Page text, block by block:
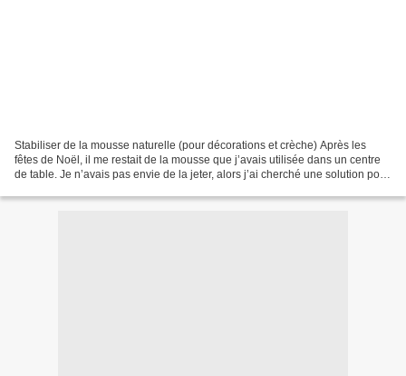
Stabiliser de la mousse naturelle (pour décorations et crèche) Après les
fêtes de Noël, il me restait de la mousse que j’avais utilisée dans un centre
de table. Je n’avais pas envie de la jeter, alors j’ai cherché une solution pour